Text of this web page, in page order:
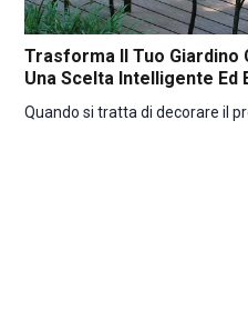
Trasforma Il Tuo Giardino
Una Scelta Intelligente Ed
Quando si tratta di decorare il